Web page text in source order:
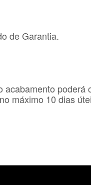
de Garantia.
poderá
máximo 10 dias